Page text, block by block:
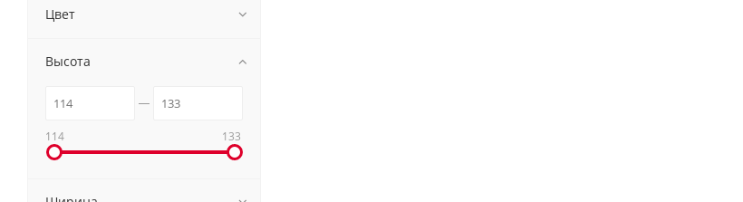
Цвет
Высота
114 133